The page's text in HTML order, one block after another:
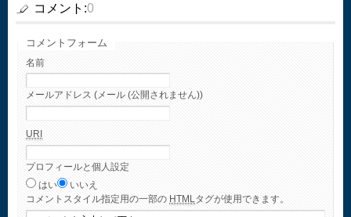
コメント:0
コメントフォーム
名前
メールアドレス (メール (公開されません))
URI
プロフィールと個人設定
はい
いいえ
コメント スタイル指定用の一部の HTMLタグが使用できます。